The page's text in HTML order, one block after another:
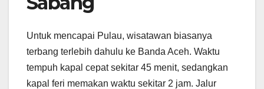
Untuk mencapai Pulau, wisatawan biasanya
terbang terlebih dahulu ke Banda Aceh. Waktu
tempuh kapal cepat sekitar 45 menit, sedangkan
kapal feri memakan waktu sekitar 2 jam. Jalur